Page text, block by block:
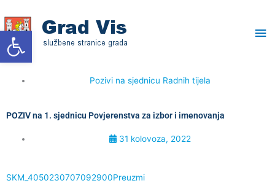
Open toolbar
to
content
Pozivi na sjednicu Radnih tijela
POZIV na 1. sjednicu Povjerenstva za izbor i imenovanja
31 kolovoza, 2022
SKM_4050230707092900Preuzmi